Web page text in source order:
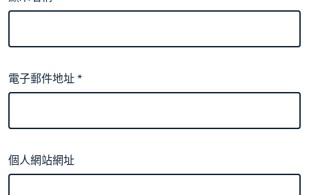
電子郵件地址*
個人網站網址